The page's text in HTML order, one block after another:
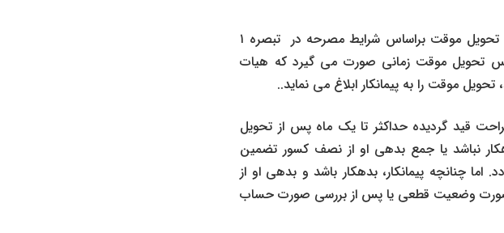
اختصارا اینکه تضمین انجام تعهدات پس از تصویب صورت مجلس تحویل موقت براساس شرایط مصرحه در تبصره ۱
تحویل موقت زمانی صورت می گیرد که هیات
موقت را به پیمانکار ابلاغ می نماید..
عمومی پیمان به صراحت قید گردیده حداکثر تا یک ماه پس از تحویل
نباشد یا جمع بدهی او از نصف کسور تضمین
چنانچه پیمانکار، بدهکار باشد و بدهی او از
وضعیت قطعی یا پس از بررسی صورت حساب